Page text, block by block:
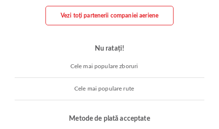
Vezi toți partenerii companiei aeriene
Nu ratați!
Cele mai populare zboruri
Cele mai populare rute
Metode de plată acceptate